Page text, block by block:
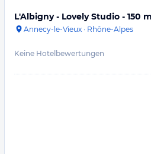
L'Albigny - Lovely Studio - 150
Annecy-le-Vieux · Rhône-Alpes
Keine Hotelbewertungen